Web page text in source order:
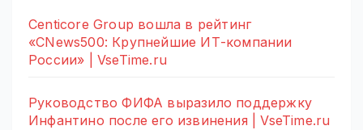
Centicore Group вошла в рейтинг
«CNews500: Крупнейшие ИТ-компании
России» | VseTime.ru
Руководство ФИФА выразило поддержку
Инфантино после его извинения | VseTime.ru